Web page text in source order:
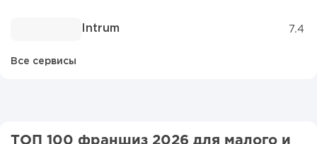
Intrum 7.4
Все сервисы
ТОП 100 франшиз 2026 для малого и